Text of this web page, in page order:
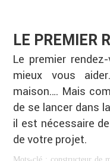
LE PREMIER
Le premier
mieux vous
maison…. Mais
de se lancer dans
il est nécessaire
de votre projet.